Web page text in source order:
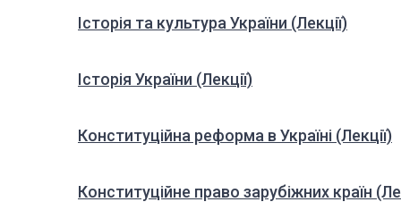
Історія та культура України (Лекції)
Історія України (Лекції)
Конституційна реформа в Україні (Лекції)
Конституційне право зарубіжних країн